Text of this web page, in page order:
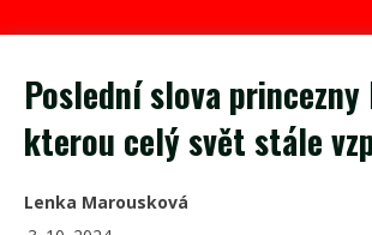
Poslední slova princezny
kterou celý svět stále
Lenka Marousková